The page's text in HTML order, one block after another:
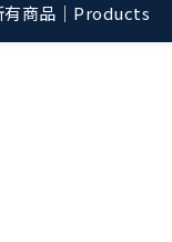
有商品｜Products